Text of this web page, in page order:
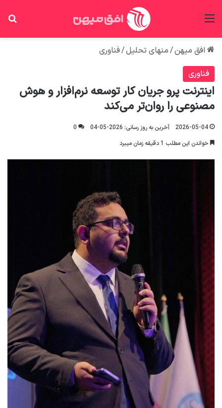
افق میهن/منهای تحلیل/فناوری
فناوری
اینترنت پرو جریان کار توسعه نرم‌افزار و هوش
مصنوعی را روان‌تر می‌کند
2026-05-04 آخرین به روز رسانی: 2026-05-04
0
خواندن این مطلب 1 دقیقه زمان میبرد